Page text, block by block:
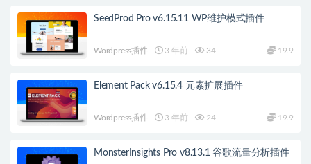
SeedProd Pro v6.15.11 WP维护模式插件
Wordpress插件 3 年前 34 19.9
Element Pack v6.15.4 元素扩展插件
Wordpress插件 3 年前 24 19.9
MonsterInsights Pro v8.13.1 谷歌流量分析插件